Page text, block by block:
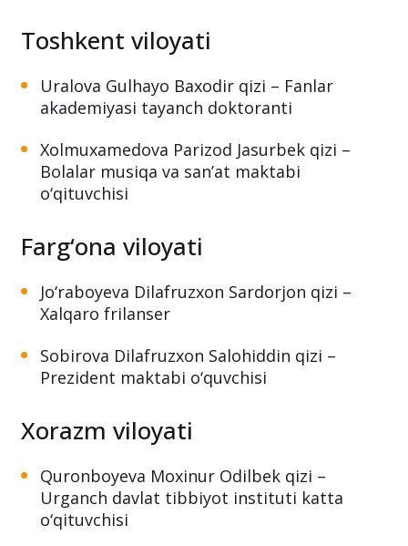
Toshkent viloyati
Uralova Gulhayo Baxodir qizi – Fanlar
akademiyasi tayanch doktoranti
Xolmuxamedova Parizod Jasurbek qizi –
Bolalar musiqa va san’at maktabi
o‘qituvchisi
Farg‘ona viloyati
Jo‘raboyeva Dilafruzxon Sardorjon qizi –
Xalqaro frilanser
Sobirova Dilafruzxon Salohiddin qizi –
Prezident maktabi o‘quvchisi
Xorazm viloyati
Quronboyeva Moxinur Odilbek qizi –
Urganch davlat tibbiyot instituti katta
o‘qituvchisi